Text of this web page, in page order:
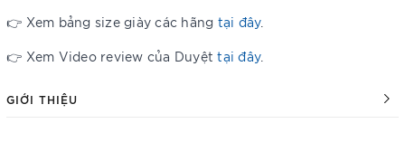
👉 Xem bảng size giày các hãng tại đây.
👉 Xem Video review của Duyệttại đây.
GIỚI THIỆU